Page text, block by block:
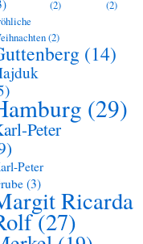
(2)
(2)
(2)
(14)
(29)
Peter
Peter
(3)
Ricarda
(27)